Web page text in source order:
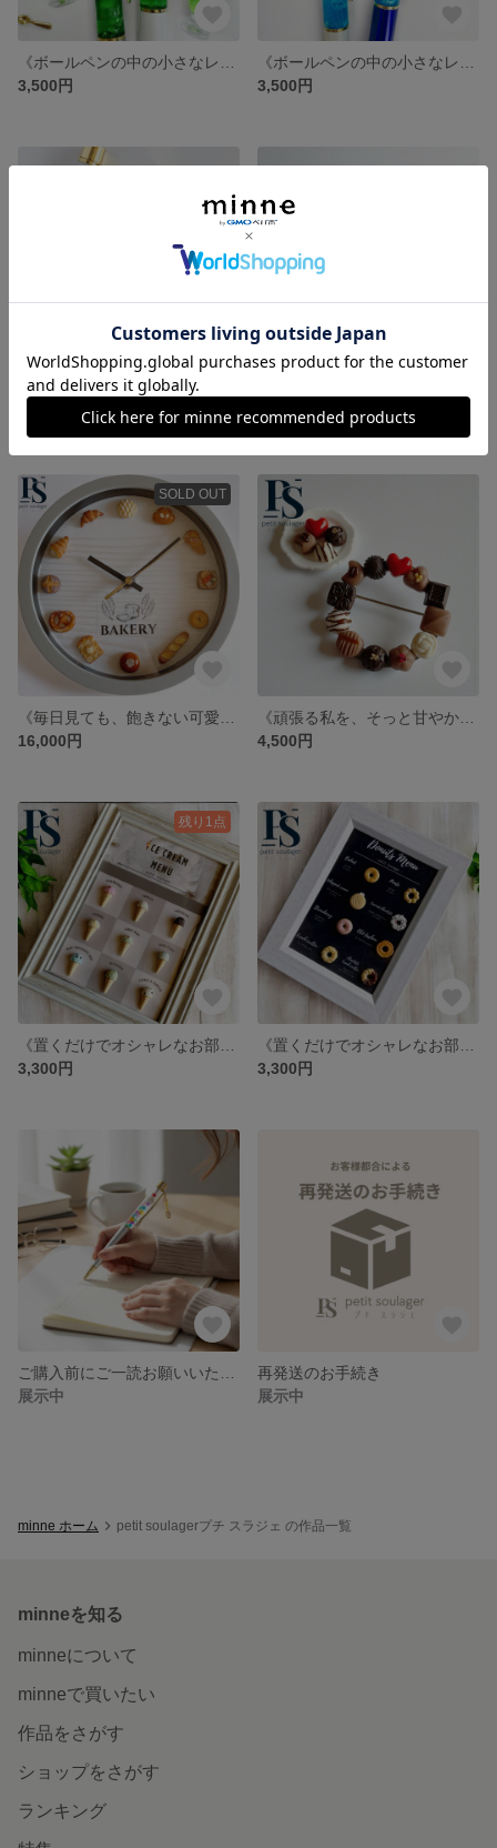
3,500円
3,500円
100円
SOLD OUT
16,000円
4,500円
残り1点
3,300円
3,300円
展示中
再発送のお手続き
展示中
minne ホーム petit soulagerプチ スラジェ の作品一覧
minneを知る
minneについて
minneで買いたい
作品をさがす
ショップをさがす
ランキング